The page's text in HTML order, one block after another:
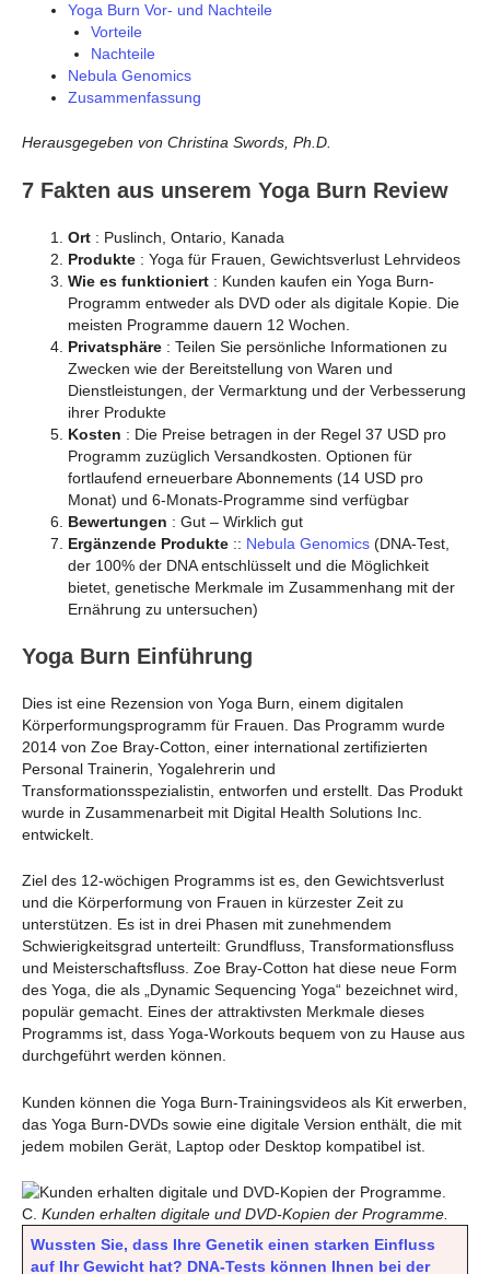
Yoga Burn Vor- und Nachteile
Vorteile
Nachteile
Nebula Genomics
Zusammenfassung
Herausgegeben von Christina Swords, Ph.D.
7 Fakten aus unserem Yoga Burn Review
Ort : Puslinch, Ontario, Kanada
Produkte : Yoga für Frauen, Gewichtsverlust Lehrvideos
Wie es funktioniert : Kunden kaufen ein Yoga Burn-
Programm entweder als DVD oder als digitale Kopie. Die
meisten Programme dauern 12 Wochen.
Privatsphäre : Teilen Sie persönliche Informationen zu
Zwecken wie der Bereitstellung von Waren und
Dienstleistungen, der Vermarktung und der Verbesserung
ihrer Produkte
Kosten : Die Preise betragen in der Regel 37 USD pro
Programm zuzüglich Versandkosten. Optionen für
fortlaufend erneuerbare Abonnements (14 USD pro
Monat) und 6-Monats-Programme sind verfügbar
Bewertungen : Gut – Wirklich gut
Ergänzende Produkte :: Nebula Genomics (DNA-Test,
der 100% der DNA entschlüsselt und die Möglichkeit
bietet, genetische Merkmale im Zusammenhang mit der
Ernährung zu untersuchen)
Yoga Burn Einführung
Dies ist eine Rezension von Yoga Burn, einem digitalen
Körperformungsprogramm für Frauen. Das Programm wurde
2014 von Zoe Bray-Cotton, einer international zertifizierten
Personal Trainerin, Yogalehrerin und
Transformationsspezialistin, entworfen und erstellt. Das Produkt
wurde in Zusammenarbeit mit Digital Health Solutions Inc.
entwickelt.
Ziel des 12-wöchigen Programms ist es, den Gewichtsverlust
und die Körperformung von Frauen in kürzester Zeit zu
unterstützen. Es ist in drei Phasen mit zunehmendem
Schwierigkeitsgrad unterteilt: Grundfluss, Transformationsfluss
und Meisterschaftsfluss. Zoe Bray-Cotton hat diese neue Form
des Yoga, die als „Dynamic Sequencing Yoga“ bezeichnet wird,
populär gemacht. Eines der attraktivsten Merkmale dieses
Programms ist, dass Yoga-Workouts bequem von zu Hause aus
durchgeführt werden können.
Kunden können die Yoga Burn-Trainingsvideos als Kit erwerben,
das Yoga Burn-DVDs sowie eine digitale Version enthält, die mit
jedem mobilen Gerät, Laptop oder Desktop kompatibel ist.
C. Kunden erhalten digitale und DVD-Kopien der Programme.
Wussten Sie, dass Ihre Genetik einen starken Einfluss
auf Ihr Gewicht hat? DNA-Tests können Ihnen bei der